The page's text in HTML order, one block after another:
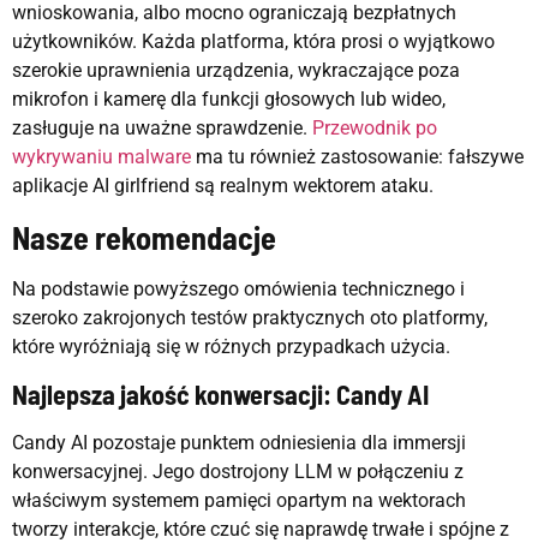
wnioskowania, albo mocno ograniczają bezpłatnych
użytkowników. Każda platforma, która prosi o wyjątkowo
szerokie uprawnienia urządzenia, wykraczające poza
mikrofon i kamerę dla funkcji głosowych lub wideo,
zasługuje na uważne sprawdzenie. Przewodnik po
wykrywaniu malware ma tu również zastosowanie: fałszywe
aplikacje AI girlfriend są realnym wektorem ataku.
Nasze rekomendacje
Na podstawie powyższego omówienia technicznego i
szeroko zakrojonych testów praktycznych oto platformy,
które wyróżniają się w różnych przypadkach użycia.
Najlepsza jakość konwersacji: Candy AI
Candy AI pozostaje punktem odniesienia dla immersji
konwersacyjnej. Jego dostrojony LLM w połączeniu z
właściwym systemem pamięci opartym na wektorach
tworzy interakcje, które czuć się naprawdę trwałe i spójne z